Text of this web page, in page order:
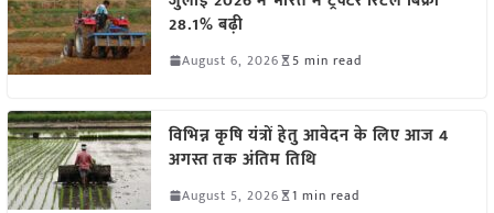
28.1% बढ़ी
August 6, 2026 5 min read
विभिन्न कृषि यंत्रों हेतु आवेदन के लिए आज 4
अगस्त तक अंतिम तिथि
August 5, 2026 1 min read